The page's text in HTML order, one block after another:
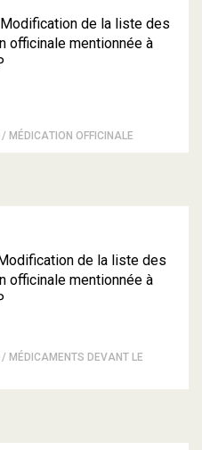
de la liste des
officinale mentionnée à
MÉDICATION OFFICINALE
de la liste des
officinale mentionnée à
MÉDICAMENTS DEVANT LE